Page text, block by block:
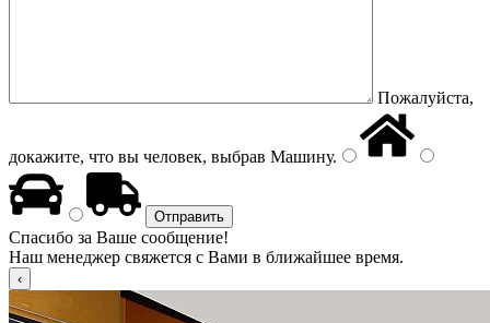
Пожалуйста,
докажите, что вы человек, выбрав Машину.
Спасибо за Ваше сообщение!
Наш менеджер свяжется с Вами в ближайшее время.